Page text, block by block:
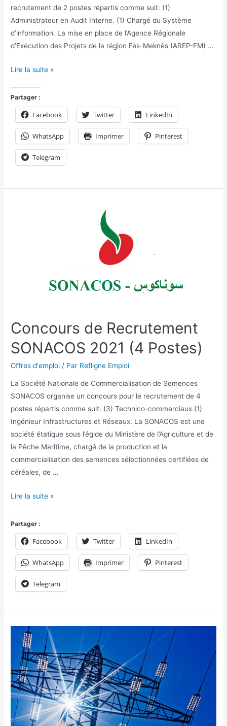
recrutement de 2 postes répartis comme suit: (1)
Administrateur en Audit Interne. (1) Chargé du Système
d’information. La mise en place de l’Agence Régionale
d’Exécution des Projets de la région Fès-Meknès (AREP-FM) …
Lire la suite »
Partager :
Facebook Twitter LinkedIn
WhatsApp Imprimer Pinterest
Telegram
Concours de Recrutement
SONACOS 2021 (4 Postes)
Offres d'emploi / Par Refligne Emploi
La Société Nationale de Commercialisation de Semences
SONACOS organise un concours pour le recrutement de 4
postes répartis comme suit: (3) Technico-commerciaux.(1)
Ingénieur Infrastructures et Réseaux. La SONACOS est une
société étatique sous l’égide du Ministère de l’Agriculture et de
la Pêche Maritime, chargé de la production et la
commercialisation des semences sélectionnées certifiées de
céréales, de …
Lire la suite »
Partager :
Facebook Twitter LinkedIn
WhatsApp Imprimer Pinterest
Telegram